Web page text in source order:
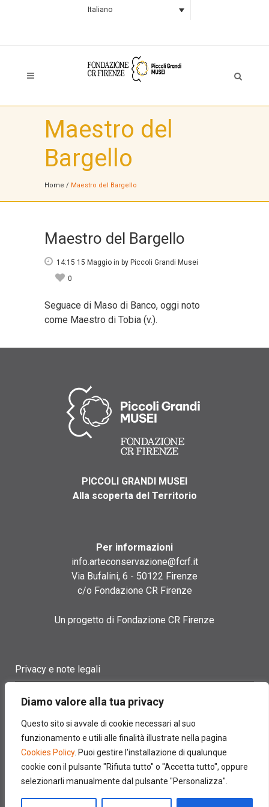
Diamo valore alla tua privacy
Questo sito si avvale di cookie necessari al suo
funzionamento e utili alle finalità illustrate nella pagina
Cookies Policy. Puoi gestire l'installazione di qualunque
cookie con il pulsante "Rifiuta tutto" o "Accetta tutto", oppure
selezionarli manualmente dal pulsante "Personalizza".
Italiano
Maestro del
Bargello
Home / Maestro del Bargello
Maestro del Bargello
14:15 15 Maggio in by Piccoli Grandi Musei
0
Seguace di Maso di Banco, oggi noto
come Maestro di Tobia (v.).
PICCOLI GRANDI MUSEI
Alla scoperta del Territorio
Per informazioni
info.arteconservazione@fcrf.it
Via Bufalini, 6 - 50122 Firenze
c/o Fondazione CR Firenze
Un progetto di Fondazione CR Firenze
Privacy e note legali
Cookie policy
Contatti